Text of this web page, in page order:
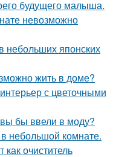
будущего малыша.
невозможно
небольших японских
жить в доме?
с цветочными
бы ввели в моду?
небольшой комнате.
очиститель